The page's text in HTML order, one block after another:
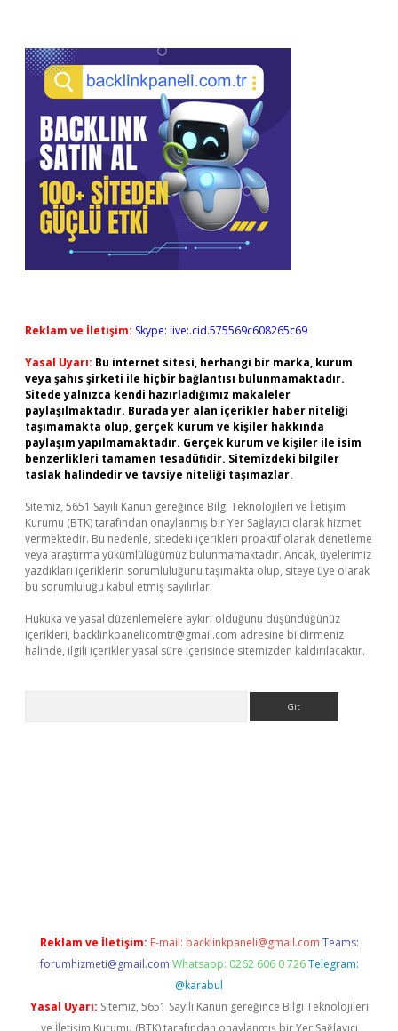
Reklam ve İletişim: Skype: live:.cid.575569c608265c69
Yasal Uyarı: Bu internet sitesi, herhangi bir marka, kurum
veya şahıs şirketi ile hiçbir bağlantısı bulunmamaktadır.
Sitede yalnızca kendi hazırladığımız makaleler
paylaşılmaktadır. Burada yer alan içerikler haber niteliği
taşımamakta olup, gerçek kurum ve kişiler hakkında
paylaşım yapılmamaktadır. Gerçek kurum ve kişiler ile isim
benzerlikleri tamamen tesadüfidir. Sitemizdeki bilgiler
taslak halindedir ve tavsiye niteliği taşımazlar.
Sitemiz, 5651 Sayılı Kanun gereğince Bilgi Teknolojileri ve İletişim
Kurumu (BTK) tarafından onaylanmış bir Yer Sağlayıcı olarak hizmet
vermektedir. Bu nedenle, sitedeki içerikleri proaktif olarak denetleme
veya araştırma yükümlülüğümüz bulunmamaktadır. Ancak, üyelerimiz
yazdıkları içeriklerin sorumluluğunu taşımakta olup, siteye üye olarak
bu sorumluluğu kabul etmiş sayılırlar.
Hukuka ve yasal düzenlemelere aykırı olduğunu düşündüğünüz
içerikleri, backlinkpanelicomtr@gmail.com adresine bildirmeniz
halinde, ilgili içerikler yasal süre içerisinde sitemizden kaldırılacaktır.
Reklam ve İletişim: E-mail: backlinkpaneli@gmail.com Teams:
forumhizmeti@gmail.com Whatsapp: 0262 606 0 726 Telegram:
@karabul
Yasal Uyarı: Sitemiz, 5651 Sayılı Kanun gereğince Bilgi Teknolojileri
ve İletişim Kurumu (BTK) tarafından onaylanmış bir Yer Sağlayıcı